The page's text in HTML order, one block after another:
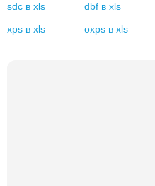
sdc в xls dbf в xls
xps в xls oxps в xls